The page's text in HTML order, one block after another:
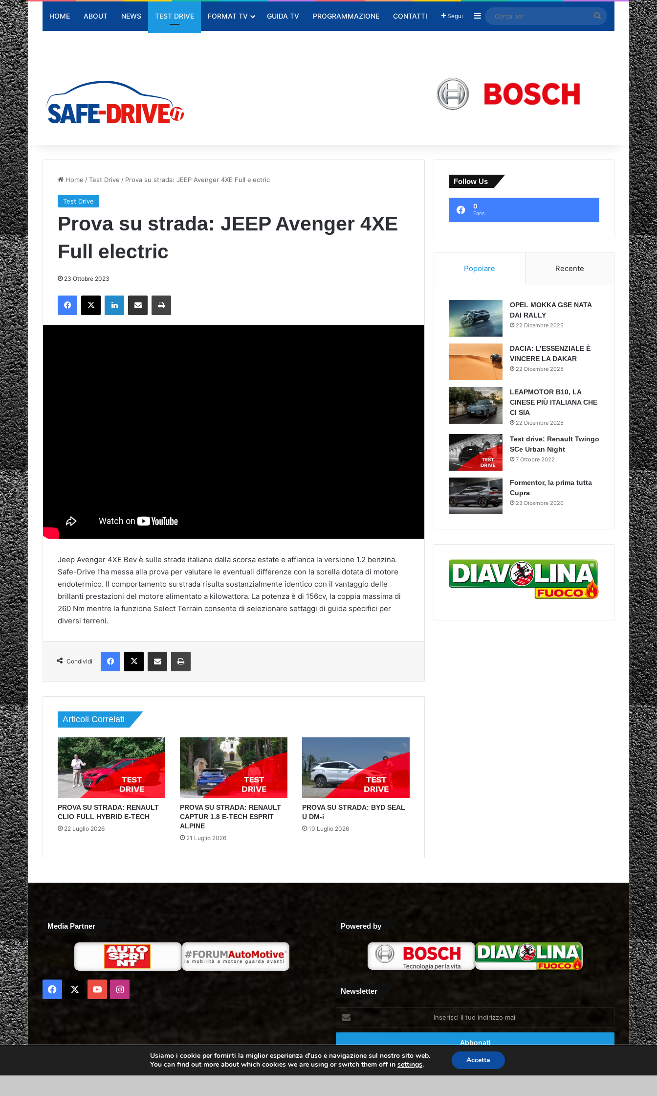
HOME ABOUT NEWS TEST DRIVE FORMAT TV GUIDA TV PROGRAMMAZIONE CONTATTI Segui Barra laterale
per
Home /Test Drive / Prova su strada: JEEP Avenger 4XE Full electric
Test Drive
Prova su strada: JEEP Avenger 4XE
Full electric
23 Ottobre 2023
Jeep Avenger 4XE Bev è sulle strade italiane dalla scorsa estate e affianca la versione 1.2 benzina.
Safe-Drive l’ha messa alla prova per valutare le eventuali differenze con la sorella dotata di motore
endotermico. Il comportamento su strada risulta sostanzialmente identico con il vantaggio delle
brillanti prestazioni del motore alimentato a kilowattora. La potenza è di 156cv, la coppia massima di
260 Nm mentre la funzione Select Terrain consente di selezionare settaggi di guida specifici per
diversi terreni.
Condividi
Articoli Correlati
PROVA SU STRADA: RENAULT
CLIO FULL HYBRID E-TECH
22 Luglio 2026
PROVA SU STRADA: RENAULT
CAPTUR 1.8 E-TECH ESPRIT
ALPINE
21 Luglio 2026
PROVA SU STRADA: BYD SEAL
U DM-i
10 Luglio 2026
Follow Us
0
Fans
Popolare Recente
OPEL MOKKA GSE NATA
DAI RALLY
22 Dicembre 2025
DACIA: L’ESSENZIALE È
VINCERE LA DAKAR
22 Dicembre 2025
LEAPMOTOR B10, LA
CINESE PIÙ ITALIANA CHE
CI SIA
22 Dicembre 2025
Test drive: Renault Twingo
SCe Urban Night
7 Ottobre 2022
Formentor, la prima tutta
Cupra
23 Dicembre 2020
Media Partner
Facebook
You Instagram
Powered by
Newsletter
tuo
indirizzo
mail
Usiamo i cookie per fornirti la miglior esperienza d'uso e navigazione sul nostro sito web.
You can find out more about which cookies we are using or switch them off in settings. Accetta